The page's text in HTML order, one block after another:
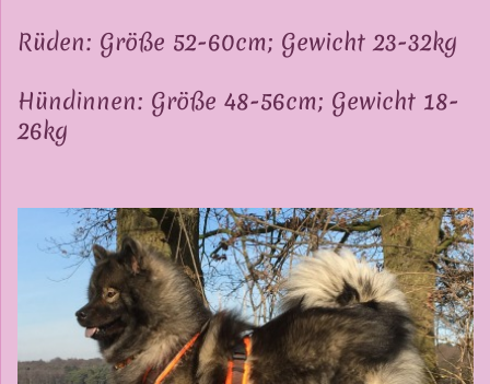
Rüden: Größe 52-60cm; Gewicht 23-32kg
Hündinnen: Größe 48-56cm; Gewicht 18-
26kg